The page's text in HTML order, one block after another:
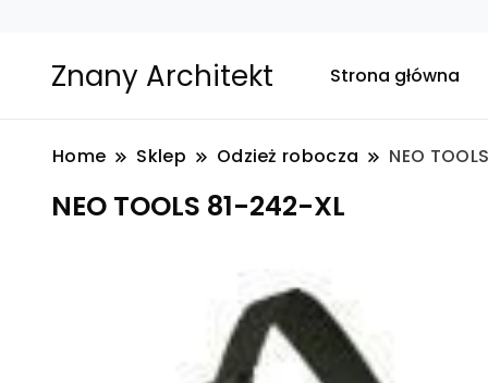
Znany Architekt Strona główna
Home Sklep Odzież robocza NEO
NEO TOOLS 81-242-XL